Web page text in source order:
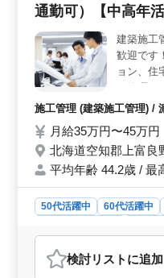
550万円で、通勤手当が
休日は週5〜6日で、土曜
通勤可）【中高年活
建築施工
歓迎です
ョン、住
成、現場
ので、 多
組めるの
の案件が
のご満足
仕事を通
良野駅近
施工管理 (建築施工管理) /
月給35万円〜45万
北海道空知郡上富良
平均年齢 44.2歳 / 最
50代活躍中 60代活躍中
おすすめポイント
＜残業少なめの建築施
検討リスト に追加